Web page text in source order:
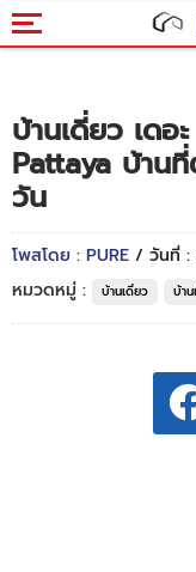
บ้านเดี่ยว เด
Pattaya บ้าน
วัน
โพสโดย : PURE / วันที่ :
หมวดหมู่ :
บ้านเดี่ยว บ้า